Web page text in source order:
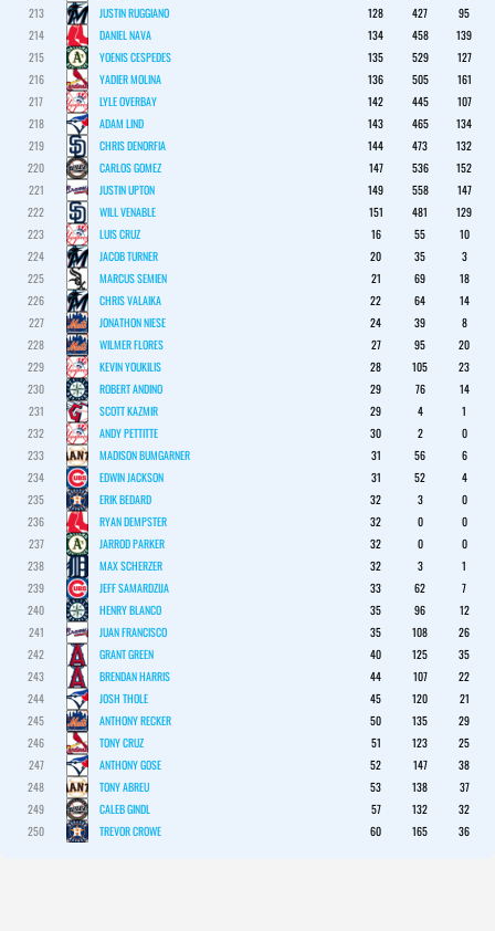
213
JUSTIN RUGGIANO 128 427
95
214
DANIEL NAVA 134 458
139
215
YOENIS CESPEDES 135 529
127
216
YADIER MOLINA 136 505
161
217
LYLE OVERBAY 142 445
107
218
ADAM LIND 143 465
134
219
CHRIS DENORFIA 144 473
132
220
CARLOS GOMEZ 147 536
152
221
JUSTIN UPTON 149 558
147
222
WILL VENABLE 151 481
129
223
LUIS CRUZ 16 55
10
224
JACOB TURNER 20 35
3
225
MARCUS SEMIEN 21 69
18
226
CHRIS VALAIKA 22 64
14
227
JONATHON NIESE 24 39
8
228
WILMER FLORES 27 95
20
229
KEVIN YOUKILIS 28 105
23
230
ROBERT ANDINO 29 76
14
231
SCOTT KAZMIR 29 4
1
232
ANDY PETTITTE 30 2
0
233
MADISON BUMGARNER 31 56
6
234
EDWIN JACKSON 31 52
4
235
ERIK BEDARD 32 3
0
236
RYAN DEMPSTER 32 0
0
237
JARROD PARKER 32 0
0
238
MAX SCHERZER 32 3
1
239
JEFF SAMARDZIJA 33 62
7
240
HENRY BLANCO 35 96
12
241
JUAN FRANCISCO 35 108
26
242
GRANT GREEN 40 125
35
243
BRENDAN HARRIS 44 107
22
244
JOSH THOLE 45 120
21
245
ANTHONY RECKER 50 135
29
246
TONY CRUZ 51 123
25
247
ANTHONY GOSE 52 147
38
248
TONY ABREU 53 138
37
249
CALEB GINDL 57 132
32
250
TREVOR CROWE 60 165 36